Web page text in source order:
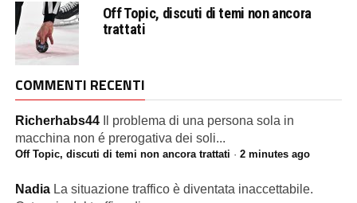
Off Topic, discuti di temi non ancora
trattati
COMMENTI RECENTI
Richerhabs44
Il problema di una persona sola in
macchina non é prerogativa dei soli...
Off Topic, discuti di temi non ancora trattati · 2 minutes ago
Nadia La situazione traffico è diventata inaccettabile.